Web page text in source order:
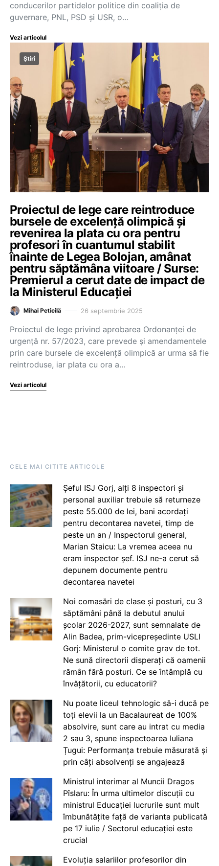
conducerilor partidelor politice din coaliția de
guvernare, PNL, PSD și USR, o…
Vezi articolul
Știri
Proiectul de lege care reintroduce
bursele de excelență olimpică și
revenirea la plata cu ora pentru
profesori în cuantumul stabilit
înainte de Legea Bolojan, amânat
pentru săptămâna viitoare / Surse:
Premierul a cerut date de impact de
la Ministerul Educației
Mihai Peticilă 26 septembrie 2025
Proiectul de lege privind aprobarea Ordonanței de
urgență nr. 57/2023, care prevede și amendamentele
prin care bursele de excelență olimpică ar urma să fie
reintroduse, iar plata cu ora a…
Vezi articolul
CELE MAI CITITE ARTICOLE
Șeful ISJ Gorj, alți 8 inspectori și
personal auxiliar trebuie să returneze
peste 55.000 de lei, bani acordați
pentru decontarea navetei, timp de
peste un an / Inspectorul general,
Marian Staicu: La vremea aceea nu
eram inspector șef. ISJ ne-a cerut să
depunem documente pentru
decontarea navetei
Noi comasări de clase și posturi, cu 3
săptămâni până la debutul anului
școlar 2026-2027, sunt semnalate de
Alin Badea, prim-vicepreședinte USLI
Gorj: Ministerul o comite grav de tot.
Ne sună directorii disperați că oamenii
rămân fără posturi. Ce se întâmplă cu
învățătorii, cu educatorii?
Nu poate liceul tehnologic să-i ducă pe
toți elevii la un Bacalaureat de 100%
absolvire, sunt care au intrat cu media
2 sau 3, spune inspectoarea Iuliana
Țugui: Performanța trebuie măsurată și
prin câți absolvenți se angajează
Ministrul interimar al Muncii Dragos
Pîslaru: În urma ultimelor discuții cu
ministrul Educației lucrurile sunt mult
îmbunătățite față de varianta publicată
pe 17 iulie / Sectorul educației este
crucial
Evoluția salariilor profesorilor din